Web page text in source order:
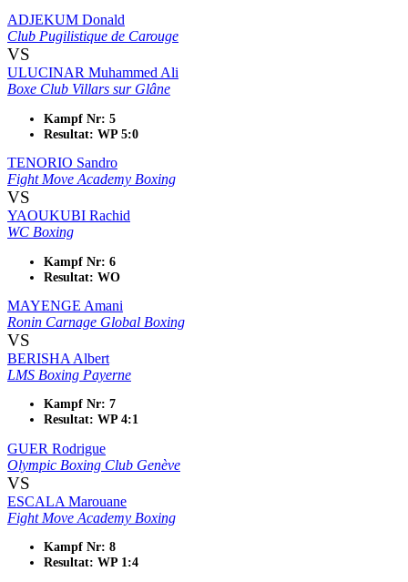
ADJEKUM Donald
Club Pugilistique de Carouge
VS
ULUCINAR Muhammed Ali
Boxe Club Villars sur Glâne
Kampf Nr: 5
Resultat: WP 5:0
TENORIO Sandro
Fight Move Academy Boxing
VS
YAOUKUBI Rachid
WC Boxing
Kampf Nr: 6
Resultat: WO
MAYENGE Amani
Ronin Carnage Global Boxing
VS
BERISHA Albert
LMS Boxing Payerne
Kampf Nr: 7
Resultat: WP 4:1
GUER Rodrigue
Olympic Boxing Club Genève
VS
ESCALA Marouane
Fight Move Academy Boxing
Kampf Nr: 8
Resultat: WP 1:4